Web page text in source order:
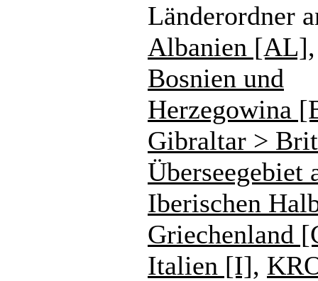
Länderordner
Albanien [AL],
Bosnien und
Herzegowina
Gibraltar >
Überseegebiet
Iberischen
Griechenland
Italien [I],